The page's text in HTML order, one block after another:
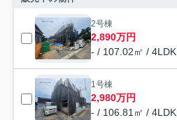
2号棟
2,890万円
- / 107.02㎡ / 4LDK
1号棟
2,980万円
- / 106.81㎡ / 4LDK